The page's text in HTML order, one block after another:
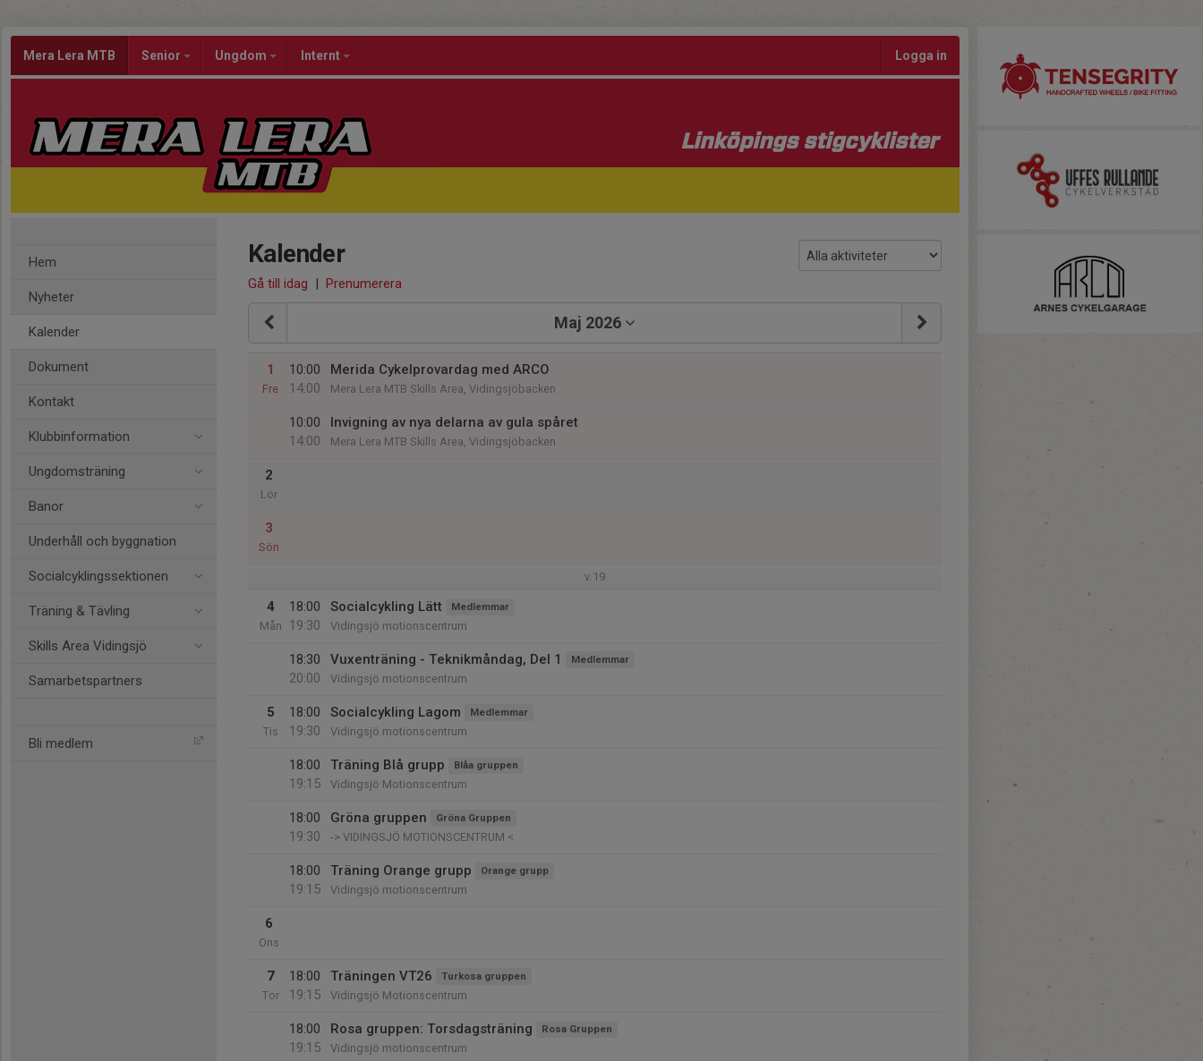
Mera Lera MTB Senior Ungdom Internt Logga in
Linköpings stigcyklister
Hem
Nyheter
Kalender
Dokument
Kontakt
Klubbinformation
Ungdomsträning
Banor
Underhåll och byggnation
Socialcyklingssektionen
Träning & Tävling
Skills Area Vidingsjö
Samarbetspartners
Bli medlem
Kalender
Gå till idag | Prenumerera
Maj 2026
1
Fre
10:00
14:00
Merida Cykelprovardag med ARCO
Mera Lera MTB Skills Area, Vidingsjöbacken
10:00
14:00
Invigning av nya delarna av gula spåret
Mera Lera MTB Skills Area, Vidingsjöbacken
2
Lör
3
Sön
v.19
4
Mån
18:00
19:30
Socialcykling Lätt Medlemmar
Vidingsjö motionscentrum
18:30
20:00
Vuxenträning - Teknikmåndag, Del 1 Medlemmar
Vidingsjö motionscentrum
5
Tis
18:00
19:30
Socialcykling Lagom Medlemmar
Vidingsjö motionscentrum
18:00
19:15
Träning Blå grupp Blåa gruppen
Vidingsjö Motionscentrum
18:00
19:30
Gröna gruppen Gröna Gruppen
-> VIDINGSJÖ MOTIONSCENTRUM <
18:00
19:15
Träning Orange grupp Orange grupp
Vidingsjö motionscentrum
6
Ons
7
Tor
18:00
19:15
Träningen VT26 Turkosa gruppen
Vidingsjö Motionscentrum
18:00
19:15
Rosa gruppen: Torsdagsträning Rosa Gruppen
Vidingsjö motionscentrum